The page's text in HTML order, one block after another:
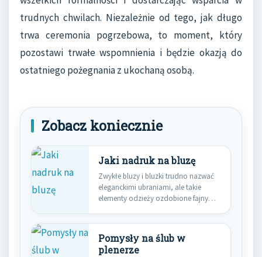
trudnych chwilach. Niezależnie od tego, jak długo
trwa ceremonia pogrzebowa, to moment, który
pozostawi trwałe wspomnienia i będzie okazją do
ostatniego pożegnania z ukochaną osobą.
Zobacz koniecznie
Jaki nadruk na bluzę
Zwykłe bluzy i bluzki trudno nazwać
eleganckimi ubraniami, ale takie
elementy odzieży ozdobione fajnym
Pomysły na ślub w
plenerze